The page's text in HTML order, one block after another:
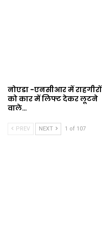
नोएडा -एनसीआर में राहगीरों
को कार में लिफ्ट देकर लूटने
वाले…
PREV NEXT 1 of 107